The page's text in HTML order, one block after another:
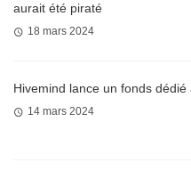
aurait été piraté
18 mars 2024
Hivemind lance un fonds dédié
14 mars 2024